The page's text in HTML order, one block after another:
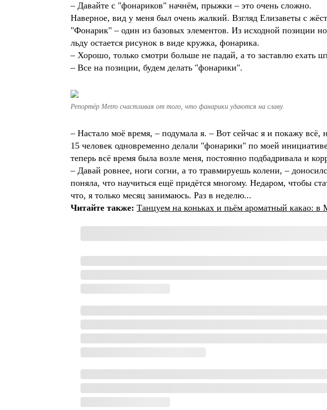
– Давайте с "фонариков" начнём, прыжки – это очень сложно.
Наверное, вид у меня был очень жалкий. Взгляд Елизаветы с
"Фонарик" – один из базовых элементов. Из исходной позиции
льду остается рисунок в виде кружка, фонарика.
– Хорошо, только смотри больше не падай, а то заставлю ехать
– Все на позиции, будем делать "фонарики".
Репортёр Metro счастливая от того, что фанарики удаются на славу.
– Настало моё время, – подумала я. – Вот сейчас я и покажу
15 человек одновременно делали "фонарики" по моей
теперь всё время была возле меня, постоянно подбадривала и
– Давай ровнее, ноги согни, а то травмируешь колени, –
поняла, что научиться ещё придётся многому. Недаром, чтобы
что, я только месяц занимаюсь. Раз в неделю...
Читайте также: Танцуем на коньках и пьём ароматный какао: в